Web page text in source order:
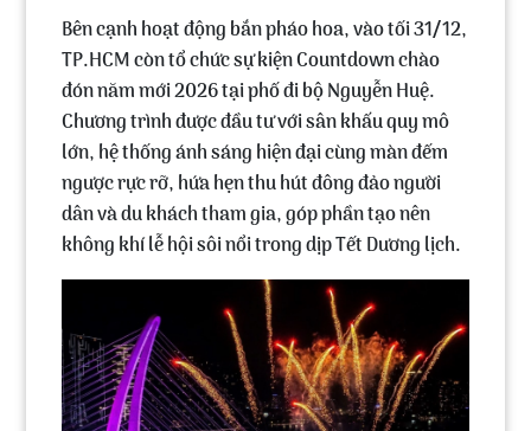
Bên cạnh hoạt động bắn pháo hoa, vào tối 31/12,
TP.HCM còn tổ chức sự kiện Countdown chào
đón năm mới 2026 tại phố đi bộ Nguyễn Huệ.
Chương trình được đầu tư với sân khấu quy mô
lớn, hệ thống ánh sáng hiện đại cùng màn đếm
ngược rực rỡ, hứa hẹn thu hút đông đảo người
dân và du khách tham gia, góp phần tạo nên
không khí lễ hội sôi nổi trong dịp Tết Dương lịch.